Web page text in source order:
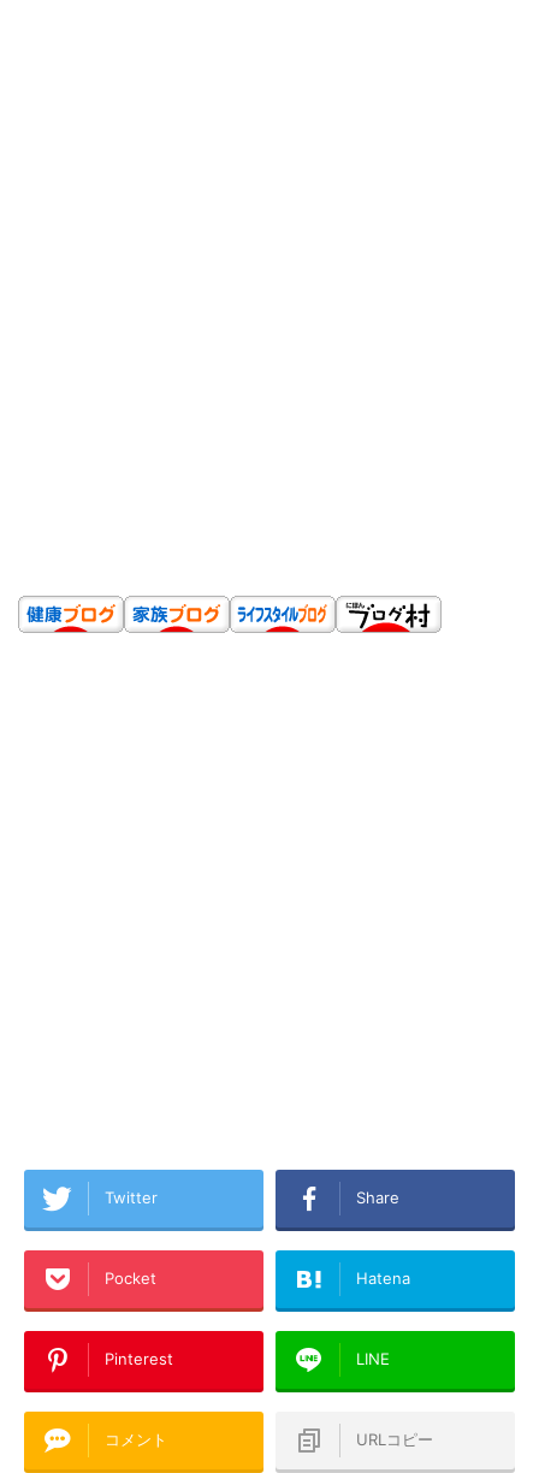
Twitter Share
Pocket Hatena
Pinterest LINE
コメント URLコピー